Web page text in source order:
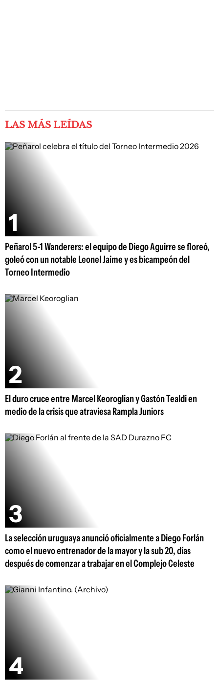
LAS MÁS LEÍDAS
Peñarol 5-1 Wanderers: el equipo de Diego Aguirre se floreó,
goleó con un notable Leonel Jaime y es bicampeón del
Torneo Intermedio
El duro cruce entre Marcel Keoroglian y Gastón Tealdi en
medio de la crisis que atraviesa Rampla Juniors
La selección uruguaya anunció oficialmente a Diego Forlán
como el nuevo entrenador de la mayor y la sub 20, días
después de comenzar a trabajar en el Complejo Celeste